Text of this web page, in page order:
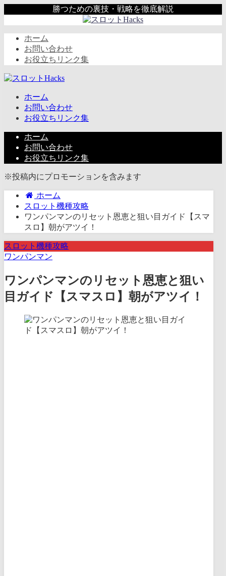
勝つための裏技・戦略を徹底解説
ホーム
お問い合わせ
お役立ちリンク集
ホーム
お問い合わせ
お役立ちリンク集
ホーム
お問い合わせ
お役立ちリンク集
※投稿内にプロモーションを含みます
ホーム
スロット機種攻略
ワンパンマンのリセット恩恵と狙い目ガイド【スマ
スロ】朝がアツイ！
スロット機種攻略
ワンパンマン
ワンパンマンのリセット恩恵と狙い
目ガイド【スマスロ】朝がアツイ！